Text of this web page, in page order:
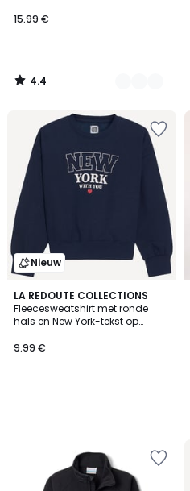
15.99 €
4.4
/
Nieuw
LA REDOUTE COLLECTIONS
Fleecesweatshirt met ronde
hals en New York-tekst op
9.99 €